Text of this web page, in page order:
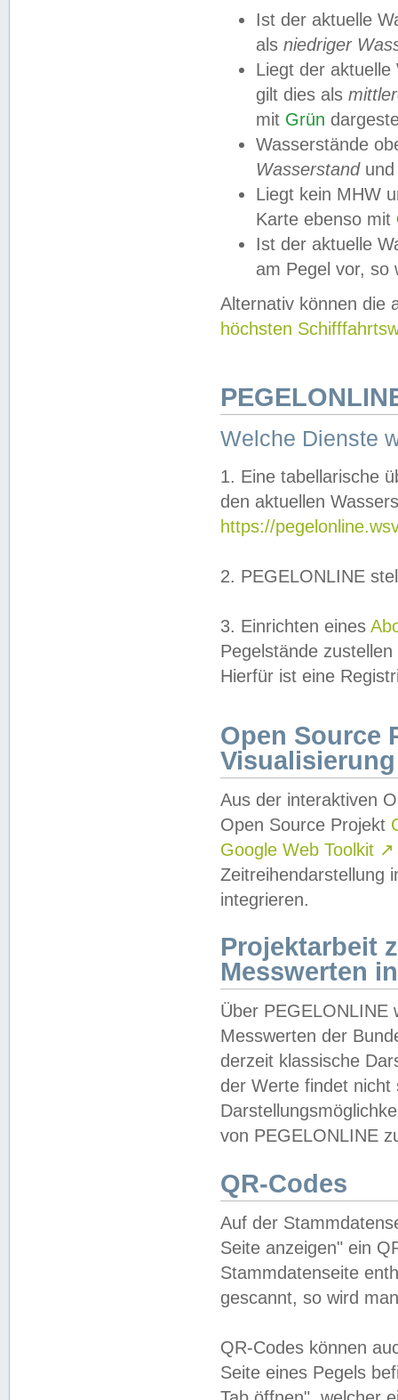
Ist der aktuelle
als niedriger
Liegt der
gilt dies als
mit Grün
Wasserstände
Wasserstandund
Liegt kein MHW
Karte ebenso mit
Ist der aktuelle
am Pegel vor,
Alternativ können die
höchsten
Welche Dienste
1. Eine tabellarische
den aktuellen
https://
2. PEGELONLINE
3. Einrichten eines
Pegelstände
Hierfür ist eine
Open Source
Visualisierung
Aus der interaktiven
Open Source Projekt
Google Web Toolkit ↗
Zeitreihendarstellung
integrieren.
Projektarbeit
Messwerten
Über PEGELONLINE
Messwerten der
derzeit klassische
der Werte findet
von PEGELONLINE
QR-Codes
Auf der
Seite anzeigen" ein
Stammdatenseite
gescannt, so wird
QR-Codes können
Seite eines Pegels